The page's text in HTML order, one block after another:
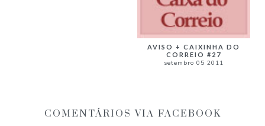
AVISO + CAIXINHA DO
CORREIO #27
setembro 05 2011
COMENTÁRIOS VIA FACEBOOK